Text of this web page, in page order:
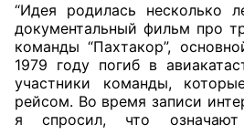
“Идея родилась несколько
документальный фильм про
команды “Пахтакор”,
1979 году погиб в
участники команды,
рейсом. Во время записи
я спросил, что